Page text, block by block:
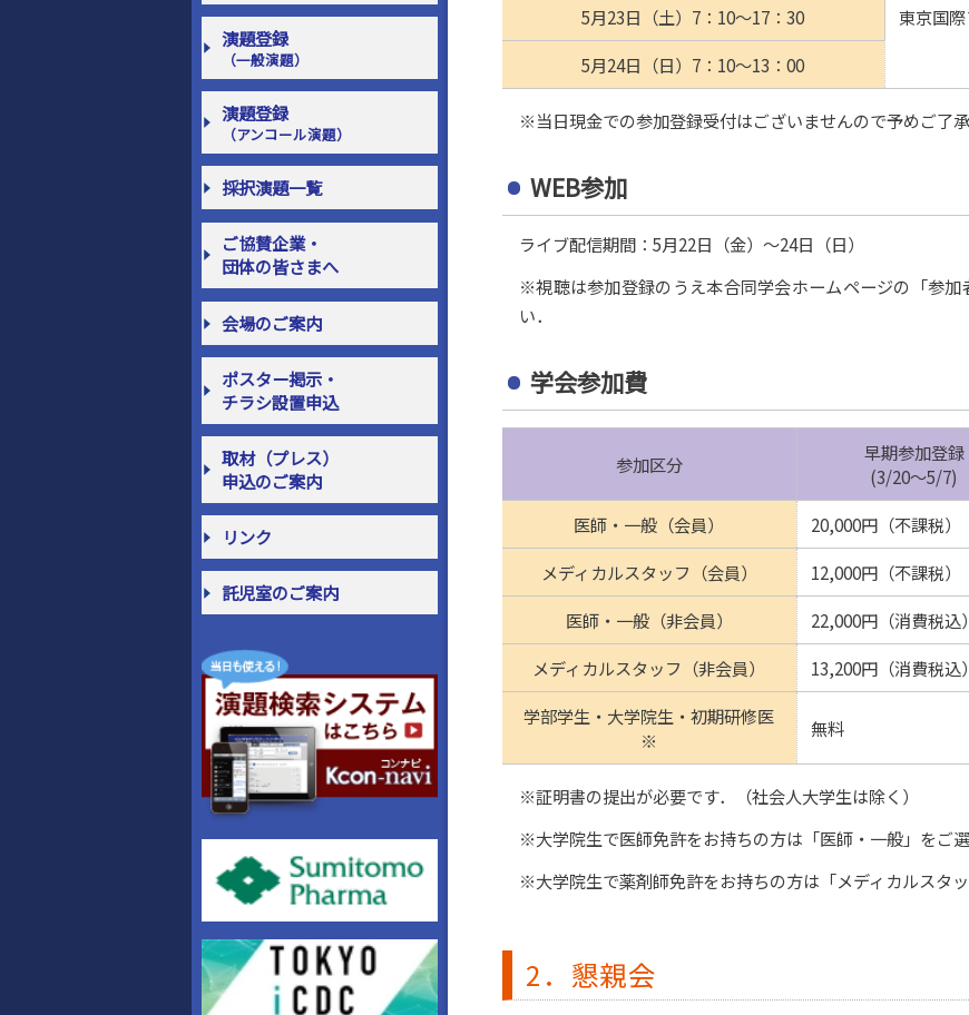
演題登録
（一般演題）
演題登録
（アンコール演題）
採択演題一覧
ご協賛企業・
団体の皆さまへ
会場のご案内
ポスター掲示・
チラシ設置申込
取材（プレス）
申込のご案内
リンク
託児室のご案内
東京国
5月23日（土）7：10～17：30
5月24日（日）7：10～13：00
※当日現金での参加登録受付はございませんので予めご了承
WEB参加
ライブ配信期間：5月22日（金）～24日（日）
※視聴は参加登録のうえ本合同学会ホームページの「参
い．
学会参加費
参加区分
早期参加登録
(3/20～5/7)
医師・一般（会員）
20,000円（不課税）
メディカルスタッフ（会員）
12,000円（不課税）
医師・一般（非会員）
22,000円（消費税込）
メディカルスタッフ（非会員）
13,200円（消費税込）
学部学生・大学院生・初期研修医
※
無料
※証明書の提出が必要です．（社会人大学生は除く）
※大学院生で医師免許をお持ちの方は「医師・一般」をご選
※大学院生で薬剤師免許をお持ちの方は「メディカルスタッ
2．懇親会